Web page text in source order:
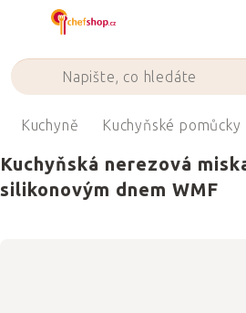
Kuchyně Kuchyňské pomůcky
Kuchyňská nerezová
silikonovým dnem WMF